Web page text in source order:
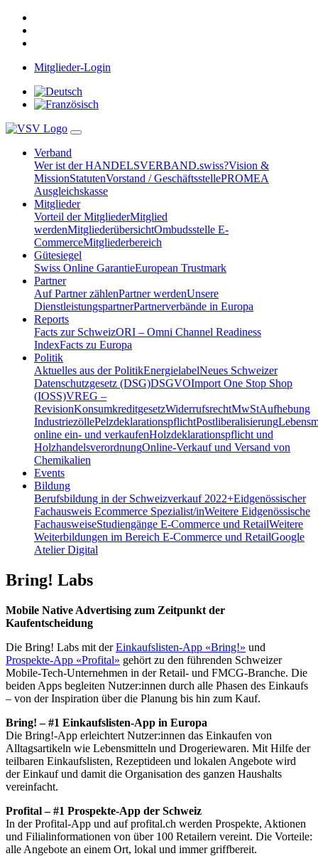
Mitglieder-Login
Verband
Wer ist der HANDELSVERBAND.swiss?Vision &
MissionStatutenVorstand / GeschäftsstellePROMEA
Ausgleichskasse
Mitglieder
Vorteil der MitgliederMitglied
werdenMitgliederübersichtOmbudsstelle E-
CommerceMitgliederbereich
Gütesiegel
Swiss Online GarantieEuropean Trustmark
Partner
Auf Partner zählenPartner werdenUnsere
DienstleistungspartnerPartnerverbände in Europa
Reports
Facts zur SchweizORI – Omni Channel Readiness
IndexFacts zu Europa
Politik
Aktuelles aus der PolitikEnergielabelNeues Schweizer
Datenschutzgesetz (DSG)DSGVOImport One Stop Shop
(IOSS)VREG –
RevisionKonsumkreditgesetzWiderrufsrechtMwStAufhebung
IndustriezöllePelzdeklarationspflichtPostliberalisierung
online ein- und verkaufenHolzdeklarationspflicht und
HolzhandelsverordnungOnline-Verkauf und Versand von
Chemikalien
Events
Bildung
Berufsbildung in der Schweizverkauf 2022+Eidgenössischer
Fachausweis Ecommerce Spezialist/inWeitere Eidgenössische
FachausweiseStudiengänge E-Commerce und RetailWeitere
Weiterbildungen im Bereich E-Commerce und RetailGoogle
Atelier Digital
Bring! Labs
Mobile Native Advertising zum Zeitpunkt der
Kaufentscheidung
Die Bring! Labs mit derEinkaufslisten-App «Bring!» und
Prospekte-App «Profital» gehört zu den führenden Schweizer
Mobile-Tech-Unternehmen in der Retail- und FMCG-Branche. Die
beiden Apps begleiten Nutzer:innen durch alle Phasen des Einkaufs
– von der Inspiration über die Planung bis hin zum Kauf.
Bring! – #1 Einkaufslisten-App in Europa
Die Bring!-App erleichtert Nutzer:innen das Einkaufen von
Alltagsartikeln wie Lebensmitteln und Drogeriewaren. Mit Hilfe der
teilbaren Einkaufslisten, Rezeptideen und lokalen Angebote wird
der Einkauf und damit die Organisation des ganzen Haushalts
vereinfacht.
Profital – #1 Prospekte-App der Schweiz
In der Profital-App und auf profital.ch werden Prospekte, Aktionen
und Filialinformationen von über 100 Retailern vereint. Die Vorteile:
alle Angebote an einem Ort, lokal und immer griffbereit.